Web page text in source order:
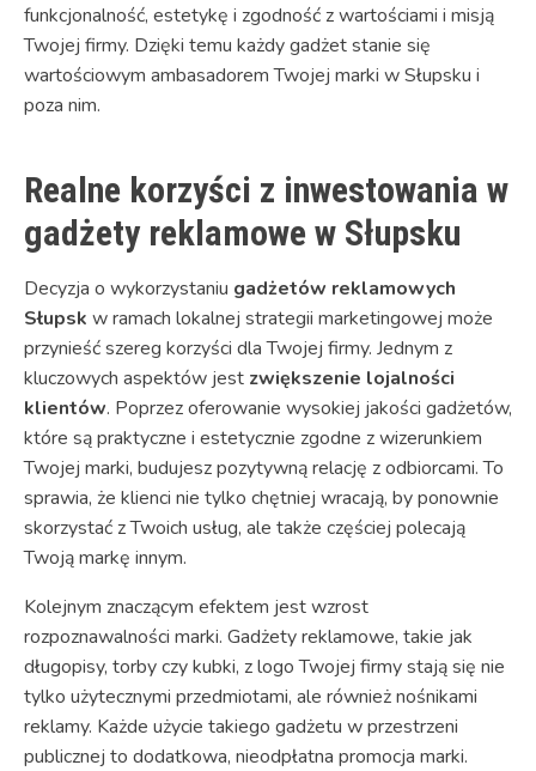
funkcjonalność, estetykę i zgodność z wartościami i misją
Twojej firmy. Dzięki temu każdy gadżet stanie się
wartościowym ambasadorem Twojej marki w Słupsku i
poza nim.
Realne korzyści z inwestowania w
gadżety reklamowe w Słupsku
Decyzja o wykorzystaniu gadżetów reklamowych
Słupsk w ramach lokalnej strategii marketingowej może
przynieść szereg korzyści dla Twojej firmy. Jednym z
kluczowych aspektów jest zwiększenie lojalności
klientów. Poprzez oferowanie wysokiej jakości gadżetów,
które są praktyczne i estetycznie zgodne z wizerunkiem
Twojej marki, budujesz pozytywną relację z odbiorcami. To
sprawia, że klienci nie tylko chętniej wracają, by ponownie
skorzystać z Twoich usług, ale także częściej polecają
Twoją markę innym.
Kolejnym znaczącym efektem jest wzrost
rozpoznawalności marki. Gadżety reklamowe, takie jak
długopisy, torby czy kubki, z logo Twojej firmy stają się nie
tylko użytecznymi przedmiotami, ale również nośnikami
reklamy. Każde użycie takiego gadżetu w przestrzeni
publicznej to dodatkowa, nieodpłatna promocja marki.